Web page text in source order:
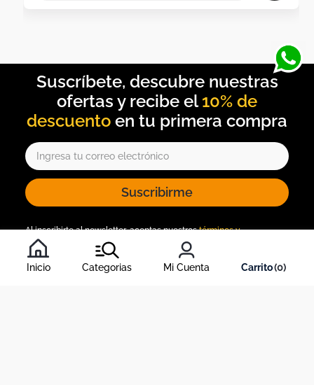
Inicio Categorias Mi Cuenta 0
10% de
descuento
Suscribirme
Al inscribirte al newsletter, aceptas nuestrostérminos y
condiciones
, y nuestra política de tratamiento de información